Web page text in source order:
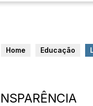
Home Educação